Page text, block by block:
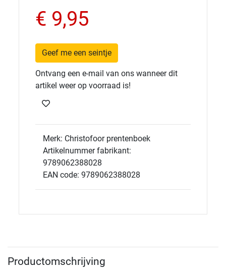
€ 9,95
Geef me een seintje
Ontvang een e-mail van ons wanneer dit
artikel weer op voorraad is!
Merk: Christofoor prentenboek
Artikelnummer fabrikant:
9789062388028
EAN code: 9789062388028
Productomschrijving